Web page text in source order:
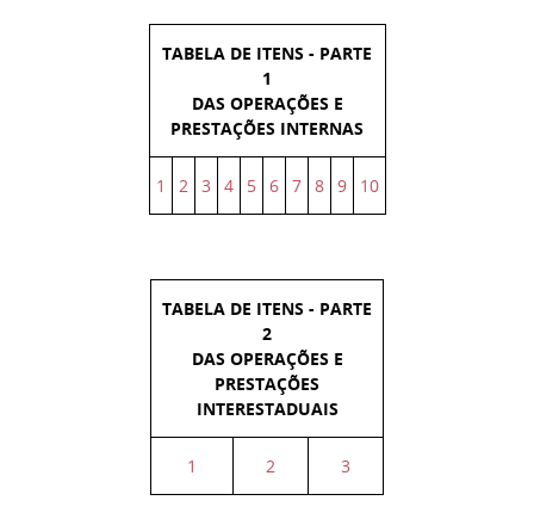
TABELA DE ITENS - PARTE
1
DAS OPERAÇÕES E
PRESTAÇÕES INTERNAS
1 2 3 4 5 6 7 8 9 10
TABELA DE ITENS - PARTE
2
DAS OPERAÇÕES E
PRESTAÇÕES
INTERESTADUAIS
1 2 3